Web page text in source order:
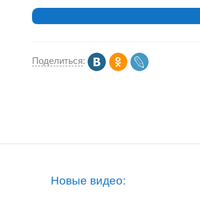
Поделиться:
Новые видео: